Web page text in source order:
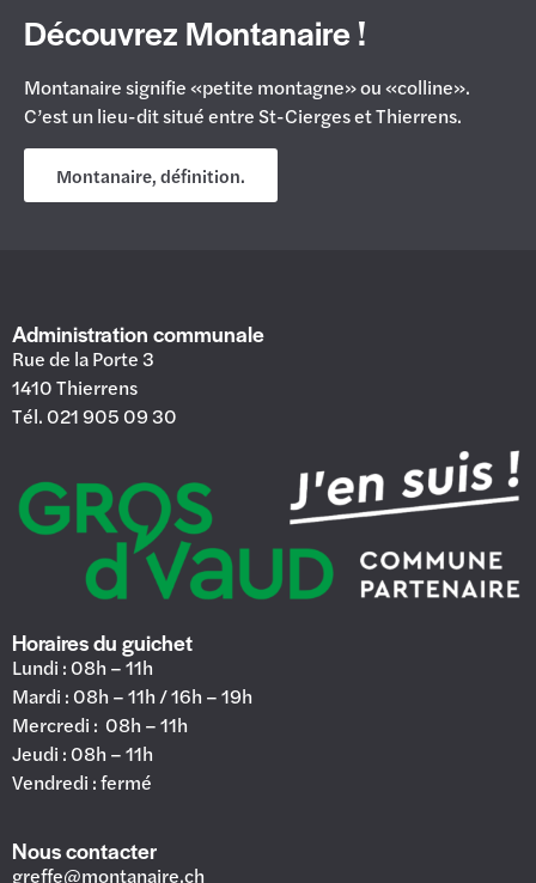
Découvrez Montanaire !
Montanaire signifie «petite montagne» ou «colline».
C’est un lieu-dit situé entre St-Cierges et Thierrens.
Montanaire, définition.
Administration communale
Rue de la Porte 3
1410 Thierrens
Tél. 021 905 09 30
Horaires du guichet
Lundi : 08h – 11h
Mardi : 08h – 11h / 16h – 19h
Mercredi : 08h – 11h
Jeudi : 08h – 11h
Vendredi : fermé
Nous contacter
greffe@montanaire.ch